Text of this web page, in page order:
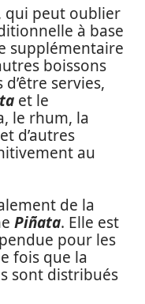
qui peut oublier
à base
supplémentaire
boissons
servies,
et le
le rhum, la
d’autres
au
de la
Piñata. Elle est
pour les
fois que la
sont distribués